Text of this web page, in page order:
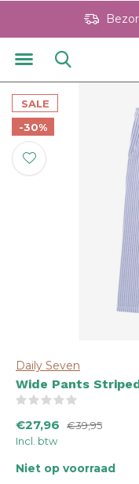
SALE
-30%
Daily Seven
Wide Pants
€27,96
€39,95
Incl. btw
Niet op voorraad